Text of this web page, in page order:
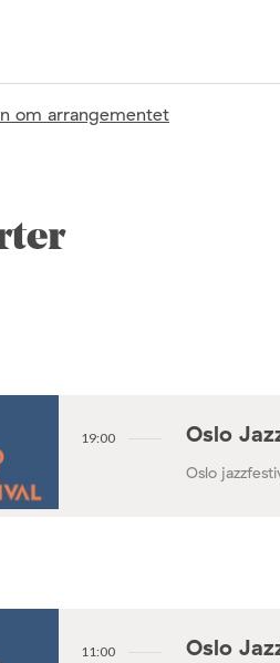
om arrangementet
19:00 Oslo
Oslo
11:00 Oslo